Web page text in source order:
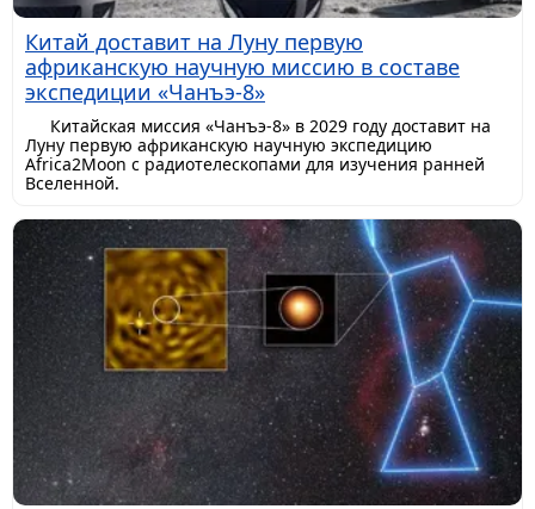
Китай доставит на Луну первую
африканскую научную миссию в составе
экспедиции «Чанъэ-8»
Китайская миссия «Чанъэ-8» в 2029 году доставит на
Луну первую африканскую научную экспедицию
Africa2Moon с радиотелескопами для изучения ранней
Вселенной.